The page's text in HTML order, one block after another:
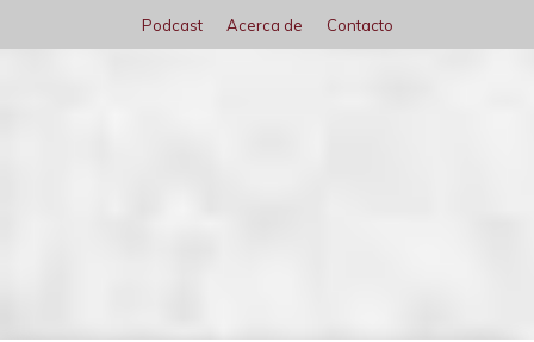
al
Podcast Acerca de Contacto